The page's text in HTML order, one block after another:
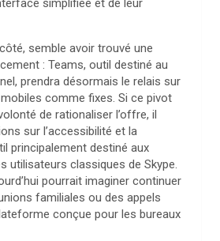
simplifiée et de leur
semble avoir trouvé une
: Teams, outil destiné au
prendra désormais le relais sur
comme fixes. Si ce pivot
de rationaliser l’offre, il
sur l’accessibilité et la
principalement destiné aux
utilisateurs classiques de Skype.
pourrait imaginer continuer
familiales ou des appels
conçue pour les bureaux